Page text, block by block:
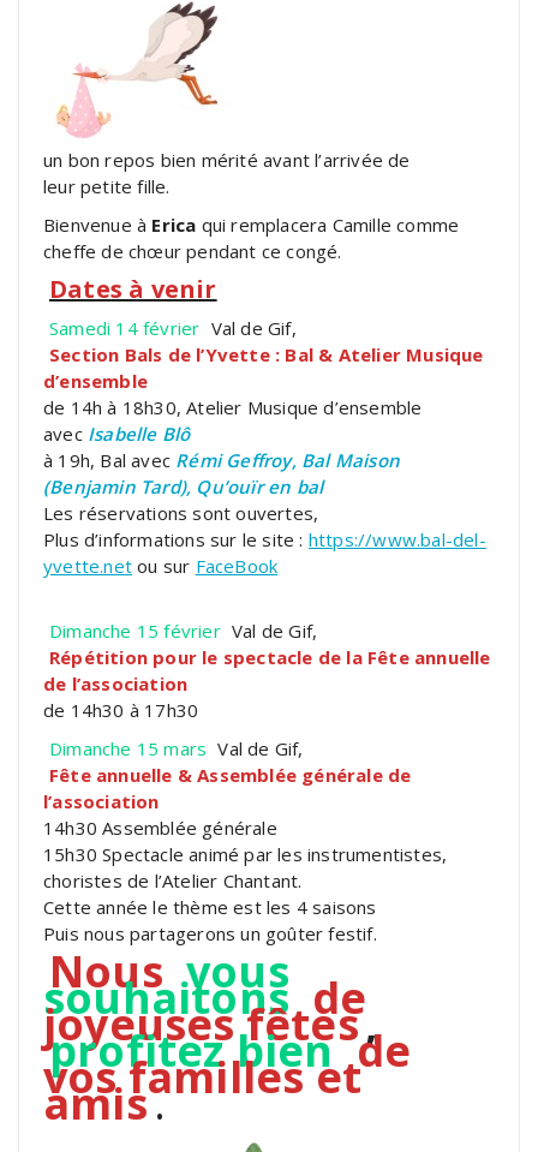
un bon repos bien mérité avant l’arrivée de
leur petite fille.
Bienvenue à Erica qui remplacera Camille comme
cheffe de chœur pendant ce congé.
Dates à venir
Samedi 14 février Val de Gif,
Section Bals de l’Yvette : Bal & Atelier Musique
d’ensemble
de 14h à 18h30, Atelier Musique d’ensemble
avec Isabelle Blô
à 19h, Bal avec Rémi Geffroy, Bal Maison
(Benjamin Tard), Qu’ouïr en bal
Les réservations sont ouvertes,
Plus d’informations sur le site : https://www.bal-del-
yvette.net ou sur FaceBook
Dimanche 15 février Val de Gif,
Répétition pour le spectacle de la Fête annuelle
de l’association
de 14h30 à 17h30
Dimanche 15 mars Val de Gif,
Fête annuelle & Assemblée générale de
l’association
14h30 Assemblée générale
15h30 Spectacle animé par les instrumentistes,
choristes de l’Atelier Chantant.
Cette année le thème est les 4 saisons
Puis nous partagerons un goûter festif.
Nous vous
souhaitons de
joyeuses fêtes,
profitez bien de
vos familles et
amis.